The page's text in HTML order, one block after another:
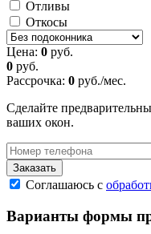
Отливы
Откосы
Цена: 0 руб.
0 руб.
Рассрочка: 0 руб./мес.
Сделайте
ваших окон.
Заказать
Соглашаюсь с
Варианты формы